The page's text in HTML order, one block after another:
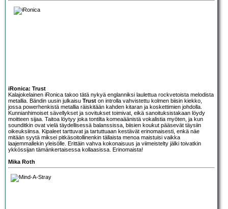
iRonica: Trust
Kalajokelainen iRonica takoo tätä nykyä englanniksi laulettua rockvetoista melodista
metallia. Bändin uusin julkaisu Trust on introlla vahvistettu kolmen biisin kiekko,
jossa powerhenkistä metallia räiskitään kahden kitaran ja koskettimien johdolla.
Kunnianhimoiset sävellykset ja sovitukset toimivat, eikä sanoituksistakaan löydy
moitteen sijaa. Taitoa löytyy joka tontilta komeaäänistä vokalistia myöten, ja kun
sounditkin ovat vielä täydellisessä balanssissa, biisien koukut pääsevät täysiin
oikeuksiinsa. Kipaleet tarttuvat ja tartuttuaan kestävät erinomaisesti, enkä näe
mitään syytä miksei pitkäsoitollinenkin tällaista menoa maistuisi vaikka
laajemmallekin yleisölle. Erittäin vahva kokonaisuus ja viimeistelty jälki toivatkin
ykkössijan tämänkertaisessa kollaasissa. Erinomaista!
Mika Roth